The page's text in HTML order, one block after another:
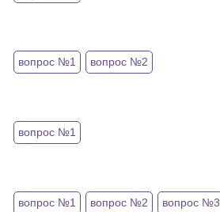
вопрос №1 вопрос №2
вопрос №1
вопрос №1 вопрос №2 вопрос №3